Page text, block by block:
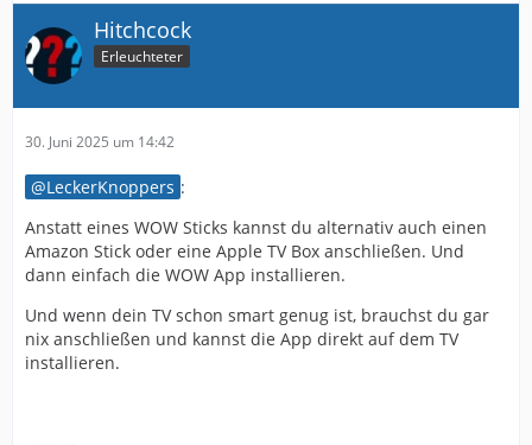
Hitchcock
Erleuchteter
30. Juni 2025 um 14:42
LeckerKnoppers :
Anstatt eines WOW Sticks kannst du alternativ auch einen
Amazon Stick oder eine Apple TV Box anschließen. Und
dann einfach die WOW App installieren.
Und wenn dein TV schon smart genug ist, brauchst du gar
nix anschließen und kannst die App direkt auf dem TV
installieren.